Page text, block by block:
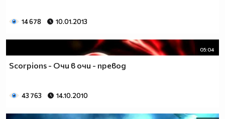
14 678 10.01.2013
05:04
Scorpions - Очи в очи - превод
43 763 14.10.2010